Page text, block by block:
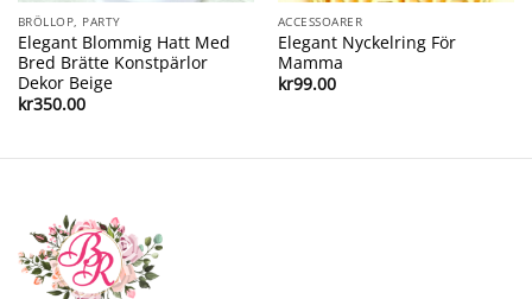
BRÖLLOP, PARTY
Elegant Blommig Hatt Med
Bred Brätte Konstpärlor
Dekor Beige
kr350.00
ACCESSOARER
Elegant Nyckelring För
Mamma
kr99.00